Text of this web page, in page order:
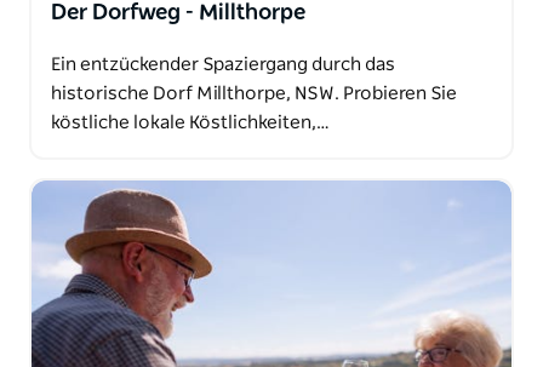
Der Dorfweg - Millthorpe
Ein entzückender Spaziergang durch das
historische Dorf Millthorpe, NSW. Probieren Sie
köstliche lokale Köstlichkeiten,…